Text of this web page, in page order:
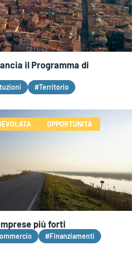
il Programma di
#Territorio
OPPORTUNITÀ
più forti
#Finanziamenti